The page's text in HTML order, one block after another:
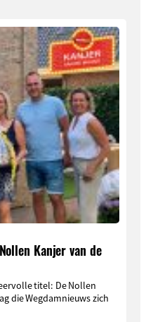
Kanjer van de
titel: De Nollen
die Wegdamnieuws zich